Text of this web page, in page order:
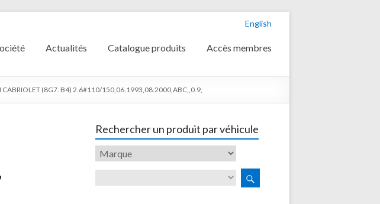
English
Actualités Catalogue produits Accès membres
CABRIOLET (8G7. B4) 2.6#110/150,06.1993,08.2000,ABC,,0.9,
Rechercher un produit par véhicule